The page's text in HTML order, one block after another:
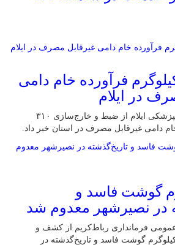
۳۱۰ کیلوگرم فرآورده خام دامی
در ایلام
ایلام – مدیرکل دامپزشکی ایلام از ضبط و خارج‌سازی ۳۱۰
دامی غیرقابل مصرف در استان خبر داد.
گوشت فاسد و
در نصیرشهر معدوم شد
فرمانداری رباط‌کریم از کشف و
۲۰۰ کیلوگرم گوشت فاسد و تاریخ‌گذشته در